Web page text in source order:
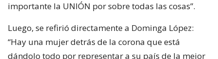
importante la UNIÓN por sobre todas las cosas”.
Luego, se refirió directamente a Dominga López:
“Hay una mujer detrás de la corona que está
dándolo todo por representar a su país de la mejor